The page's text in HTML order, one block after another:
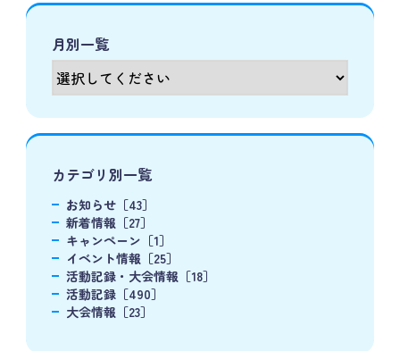
月別一覧
カテゴリ別一覧
お知らせ［43］
新着情報［27］
キャンペーン［1］
イベント情報［25］
活動記録・大会情報［18］
活動記録［490］
大会情報［23］